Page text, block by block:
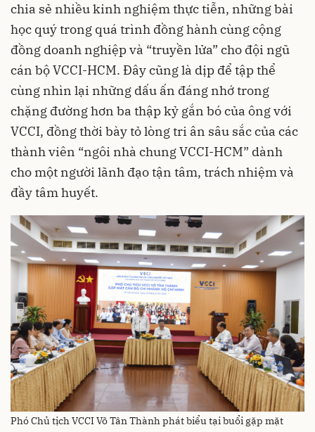
chia sẻ nhiều kinh nghiệm thực tiễn, những bài
học quý trong quá trình đồng hành cùng cộng
đồng doanh nghiệp và “truyền lửa” cho đội ngũ
cán bộ VCCI-HCM. Đây cũng là dịp để tập thể
cùng nhìn lại những dấu ấn đáng nhớ trong
chặng đường hơn ba thập kỷ gắn bó của ông với
VCCI, đồng thời bày tỏ lòng tri ân sâu sắc của các
thành viên “ngôi nhà chung VCCI-HCM” dành
cho một người lãnh đạo tận tâm, trách nhiệm và
đầy tâm huyết.
Phó Chủ tịch VCCI Võ Tân Thành phát biểu tại buổi gặp mặt